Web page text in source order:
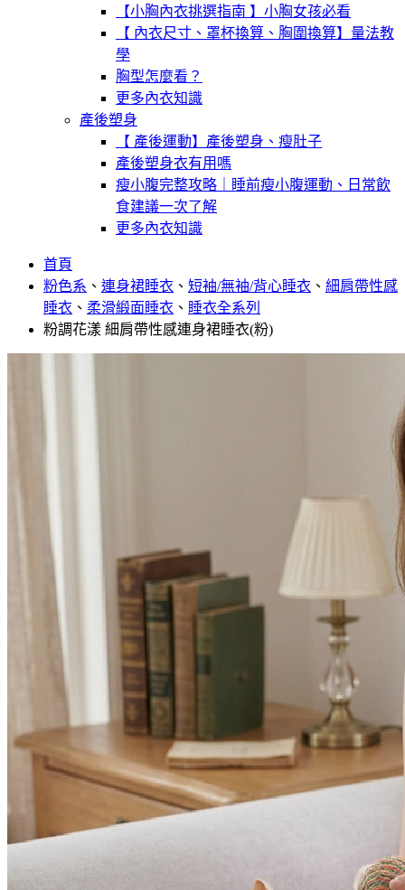
【小胸內衣挑選指南 】小胸女孩必看
【 內衣尺寸、罩杯換算、胸圍換算】量法教
學
胸型怎麼看？
更多內衣知識
產後塑身
【 產後運動】產後塑身、瘦肚子
產後塑身衣有用嗎
瘦小腹完整攻略｜睡前瘦小腹運動、日常飲
食建議一次了解
更多內衣知識
首頁
粉色系 、 連身裙睡衣 、 短袖/無袖/背心睡衣 、 細肩帶性感
睡衣 、 柔滑緞面睡衣 、 睡衣全系列
粉調花漾 細肩帶性感連身裙睡衣(粉)